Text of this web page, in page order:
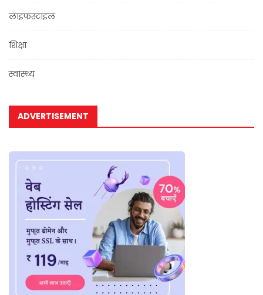
लाइफस्टाइल
शिक्षा
स्वास्थ्य
ADVERTISEMENT